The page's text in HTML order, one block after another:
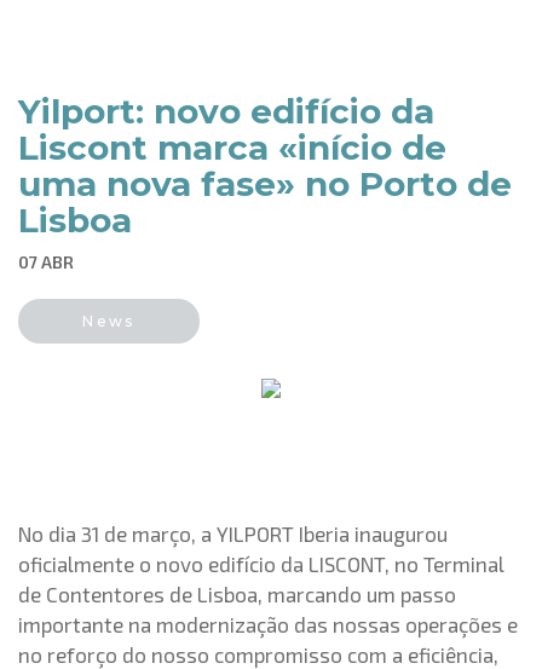
Yilport: novo edifício da
Liscont marca «início de
uma nova fase» no Porto de
Lisboa
07 ABR
News
No dia 31 de março, a YILPORT Iberia inaugurou
oficialmente o novo edifício da LISCONT, no Terminal
de Contentores de Lisboa, marcando um passo
importante na modernização das nossas operações e
no reforço do nosso compromisso com a eficiência,